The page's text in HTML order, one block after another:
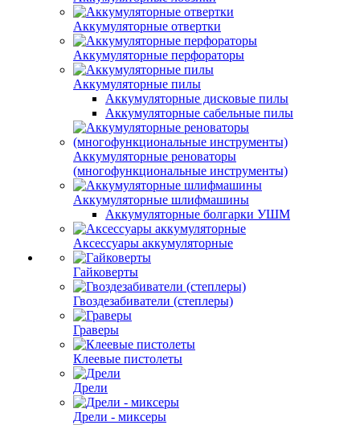
Аккумуляторные отвертки
Аккумуляторные перфораторы
Аккумуляторные пилы
Аккумуляторные дисковые пилы
Аккумуляторные сабельные пилы
Аккумуляторные реноваторы
(многофункциональные инструменты)
Аккумуляторные шлифмашины
Аккумуляторные болгарки УШМ
Аксессуары аккумуляторные
Гайковерты
Гвоздезабиватели (степлеры)
Граверы
Клеевые пистолеты
Дрели
Дрели - миксеры